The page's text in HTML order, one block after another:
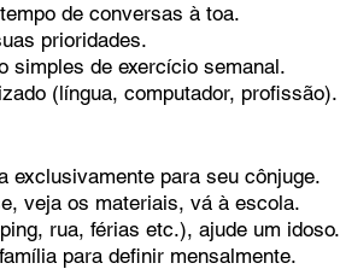
de conversas à toa.
prioridades.
simples de exercício semanal.
(língua, computador, profissão).
exclusivamente para seu cônjuge.
veja os materiais, vá à escola.
rua, férias etc.), ajude um idoso.
para definir mensalmente.